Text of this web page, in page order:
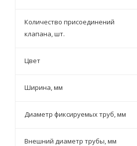
Соединитель
Теплораспределительная
монтажный комплект
Тройник
Количество присоединений
клапана, шт.
Цвет
Ширина, мм
Диаметр фиксируемых труб, мм
Внешний диаметр трубы, мм